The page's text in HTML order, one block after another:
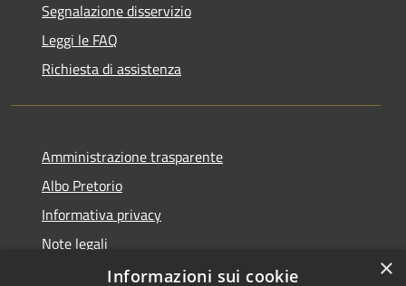
Segnalazione disservizio
Leggi le FAQ
Richiesta di assistenza
Amministrazione trasparente
Albo Pretorio
Informativa privacy
Note legali
Dichiarazione di accessibilità
×
Informazioni sui cookie